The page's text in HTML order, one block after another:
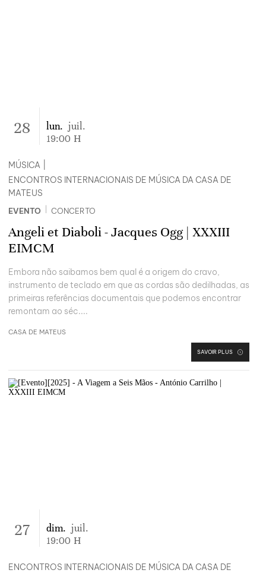
28 lun. juil.
19:00 H
EVENTO CONCERTO
Angeli et Diaboli - Jacques Ogg | XXXIII
EIMCM
Embora não saibamos bem qual é a origem do cravo,
instrumento de teclado em que as cordas são dedilhadas, as
primeiras referências documentais que podemos encontrar
remontam ao séc....
CASA DE MATEUS
SAVOIR PLUS
MÚSICA
ENCONTROS INTERNACIONAIS DE MÚSICA DA CASA DE
MATEUS
27 dim. juil.
19:00 H
ENCONTROS INTERNACIONAIS DE MÚSICA DA CASA DE